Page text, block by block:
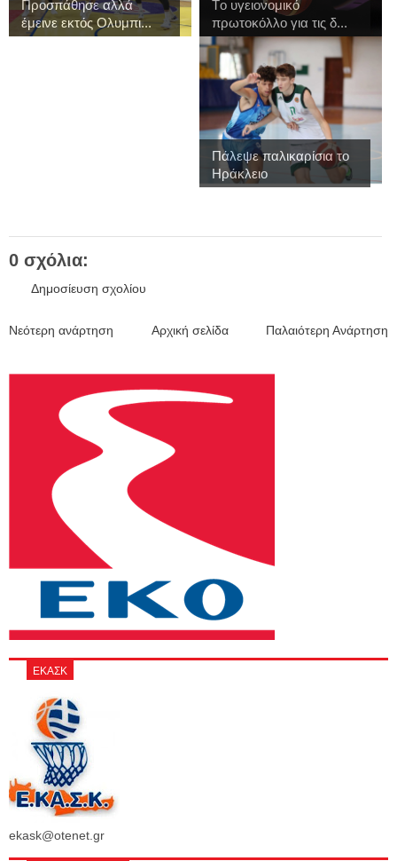
Προσπάθησε αλλά
έμεινε εκτός Ολυμπι...
Tο υγειονομικό
πρωτοκόλλο για τις δ...
Πάλεψε παλικαρίσια το
Ηράκλειο
0 σχόλια:
Δημοσίευση σχολίου
Νεότερη ανάρτηση Παλαιότερη Ανάρτηση
Αρχική σελίδα
ΕΚΑΣΚ
ekask@otenet.gr